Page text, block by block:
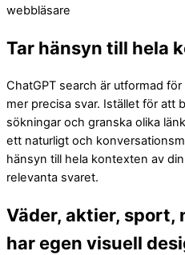
webbläsare
Tar hänsyn till hela
ChatGPT search är utformad
mer precisa svar. Istället för att
sökningar och granska olika
ett naturligt och
hänsyn till hela kontexten av
relevanta svaret.
Väder, aktier,
har egen visuell